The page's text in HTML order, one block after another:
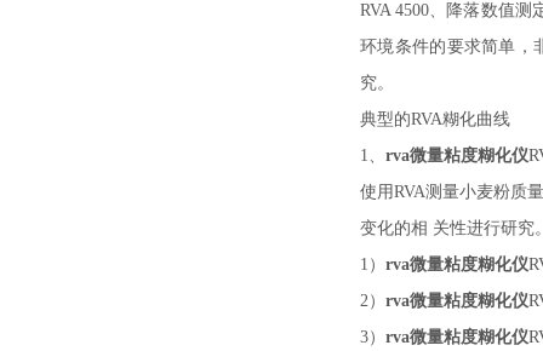
RVA 4500、降落数值测
环境条件的要求简单，
究。
典型的RVA糊化曲线
1、 rva微量粘度糊化仪
使用RVA测量小麦粉质
变化的相 关性进行研究
1） rva微量粘度糊化仪
2） rva微量粘度糊化仪
3） rva微量粘度糊化仪